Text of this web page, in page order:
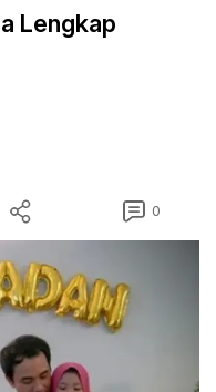
Lengkap
0